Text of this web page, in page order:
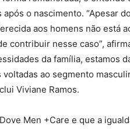
o nascimento. “Apesar
aos homens não está
contribuir nesse caso”,
da família, estamos
ao segmento
Viviane Ramos.
Men +Care e que a